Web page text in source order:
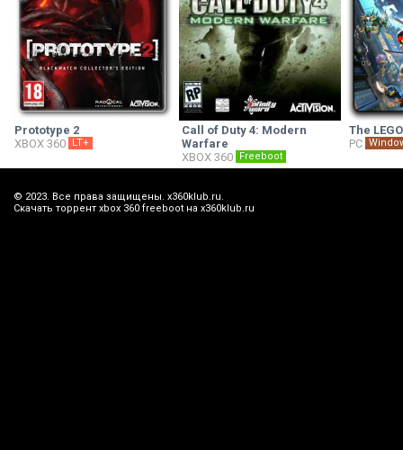
Prototype 2
XBOX 360
LT+
Call of Duty 4: Modern
Warfare
XBOX 360
Freeboot
The
PC
© 2023. Все права защищены. x360klub.ru.
Скачать торрент xbox 360 freeboot на x360klub.ru